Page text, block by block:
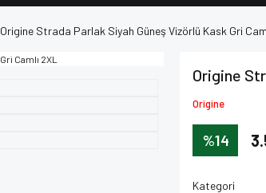
Origine Strada Parlak Siyah Güneş Vizörlü Kask Gri
Origine
Origine
%14
Kategori